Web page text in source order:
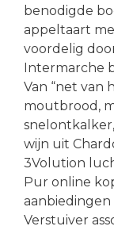
benodigde
appeltaart
voordelig
Intermarche
Van “net van
moutbrood,
snelontkalker,
wijn uit
3Volution
Pur online
Verstuiver